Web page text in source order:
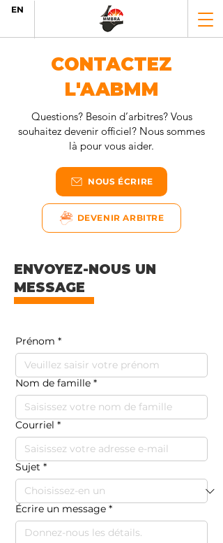
EN
CONTACTEZ
L'AABMM
Questions? Besoin d’arbitres? Vous
souhaitez devenir officiel? Nous sommes
là pour vous aider.
NOUS ÉCRIRE
DEVENIR ARBITRE
ENVOYEZ-NOUS UN
MESSAGE
Prénom *
Nom de famille *
Courriel *
Sujet *
Écrire un message *